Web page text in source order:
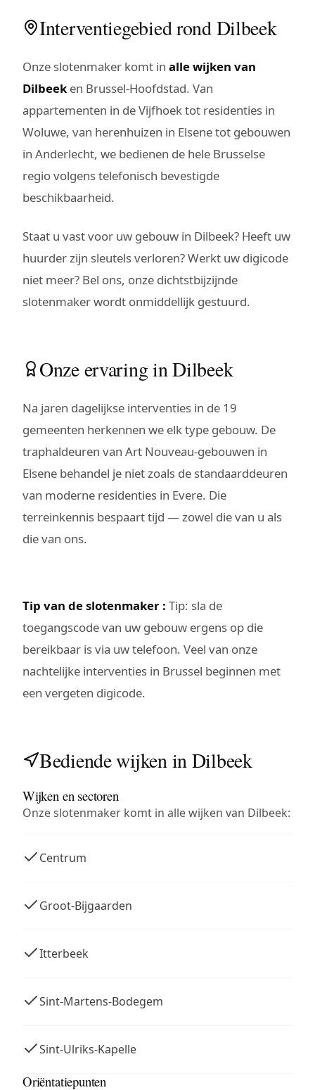
Interventiegebied rond Dilbeek
Onze slotenmaker komt in alle wijken van
Dilbeeken Brussel-Hoofdstad. Van
appartementen in de Vijfhoek tot residenties in
Woluwe, van herenhuizen in Elsene tot gebouwen
in Anderlecht, we bedienen de hele Brusselse
regio volgens telefonisch bevestigde
beschikbaarheid.
Staat u vast voor uw gebouw in Dilbeek? Heeft uw
huurder zijn sleutels verloren? Werkt uw digicode
niet meer? Bel ons, onze dichtstbijzijnde
slotenmaker wordt onmiddellijk gestuurd.
Onze ervaring in Dilbeek
Na jaren dagelijkse interventies in de 19
gemeenten herkennen we elk type gebouw. De
traphaldeuren van Art Nouveau-gebouwen in
Elsene behandel je niet zoals de standaarddeuren
van moderne residenties in Evere. Die
terreinkennis bespaart tijd — zowel die van u als
die van ons.
Tip van de slotenmaker : Tip: sla de
toegangscode van uw gebouw ergens op die
bereikbaar is via uw telefoon. Veel van onze
nachtelijke interventies in Brussel beginnen met
een vergeten digicode.
Bediende wijken in Dilbeek
Wijken en sectoren
Onze slotenmaker komt in alle wijken van Dilbeek:
Centrum
Groot-Bijgaarden
Itterbeek
Sint-Martens-Bodegem
Sint-Ulriks-Kapelle
Oriëntatiepunten